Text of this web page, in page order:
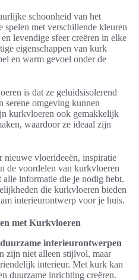
schoonheid van het
spelen met verschillende kleuren
levendige sfeer creëren in elke
eigenschappen van kurk
en warm gevoel onder de
is dat ze geluidsisolerend
serene omgeving kunnen
kurkvloeren ook gemakkelijk
waardoor ze ideaal zijn
nieuwe vloerideeën, inspiratie
de voordelen van kurkvloeren
informatie die je nodig hebt.
die kurkvloeren bieden
interieurontwerp voor je huis.
met Kurkvloeren
duurzame interieurontwerpen
zijn niet alleen stijlvol, maar
interieur. Met kurk kan
duurzame inrichting creëren.